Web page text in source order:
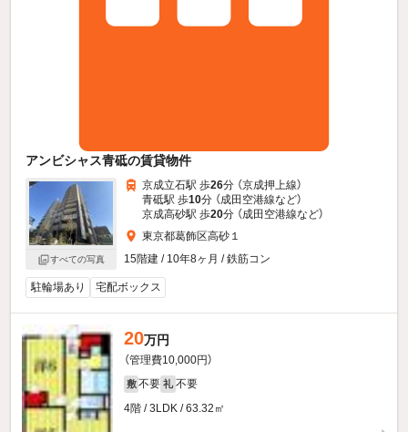
アンビシャス青砥の賃貸物件
すべての写真
京成立石駅 歩26分 （京成押上線）
青砥駅 歩10分 （成田空港線など）
京成高砂駅 歩20分 （成田空港線など）
東京都葛飾区高砂１
15階建 / 10年8ヶ月 / 鉄筋コン
駐輪場あり 宅配ボックス
20万円
（管理費10,000円）
敷 不要 礼 不要
4階 / 3LDK / 63.32㎡